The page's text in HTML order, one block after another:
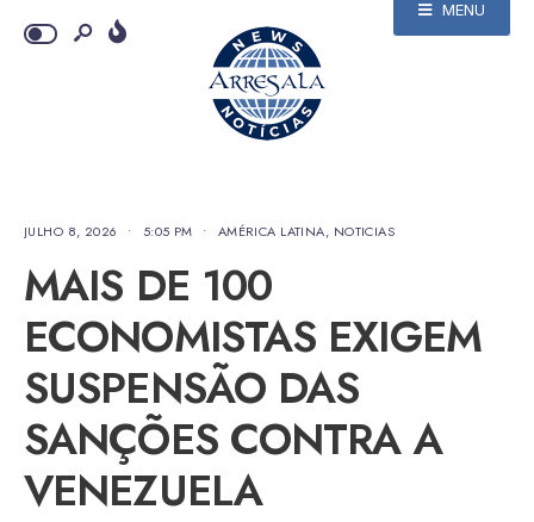
MENU
JULHO 8, 2026 • 5:05 PM • AMÉRICA LATINA, NOTICIAS
MAIS DE 100
ECONOMISTAS EXIGEM
SUSPENSÃO DAS
SANÇÕES CONTRA A
VENEZUELA